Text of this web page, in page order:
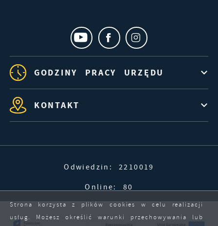
GODZINY PRACY URZĘDU
KONTAKT
Odwiedzin: 2210019
Online: 80
Strona korzysta z plików cookies w celu realizacji
usług. Możesz określić warunki przechowywania lub